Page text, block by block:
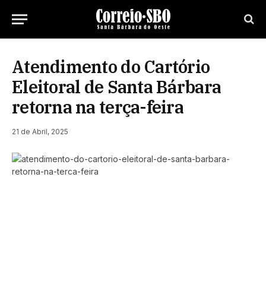
Atendimento do Cartório
Eleitoral de Santa Bárbara
retorna na terça-feira
21 de Abril, 2025